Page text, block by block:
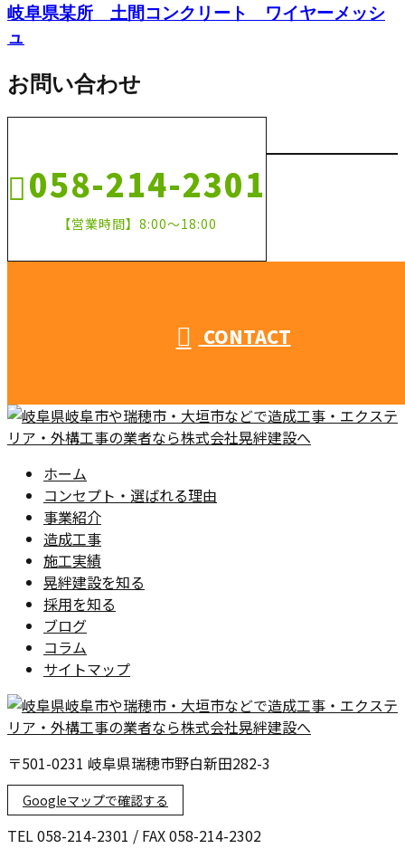
岐阜県某所 土間コンクリート ワイヤーメッシ
ュ
お問い合わせ
058-214-2301
【営業時間】8:00～18:00
CONTACT
ホーム
コンセプト・選ばれる理由
事業紹介
造成工事
施工実績
晃絆建設を知る
採用を知る
ブログ
コラム
サイトマップ
〒501-0231 岐阜県瑞穂市野白新田282-3
Googleマップで確認する
TEL 058-214-2301 / FAX 058-214-2302